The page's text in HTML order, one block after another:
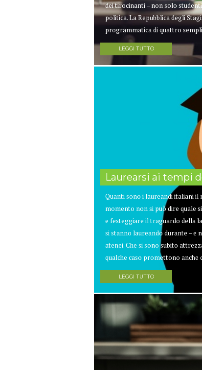
dei tirocinanti – non solo
politica. La Repubblica degli
programmatica di quattro
LEGGI TUTTO
Laurearsi ai tempi
Quanti sono i laureandi italiani il
momento non si può dire quale
e festeggiare il traguardo della
si stanno laureando durante –
atenei. Che si sono subito
qualche caso promettono anche
LEGGI TUTTO